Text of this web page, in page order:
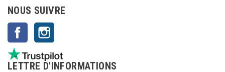
NOUS SUIVRE
Facebook
LETTRE D'INFORMATIONS